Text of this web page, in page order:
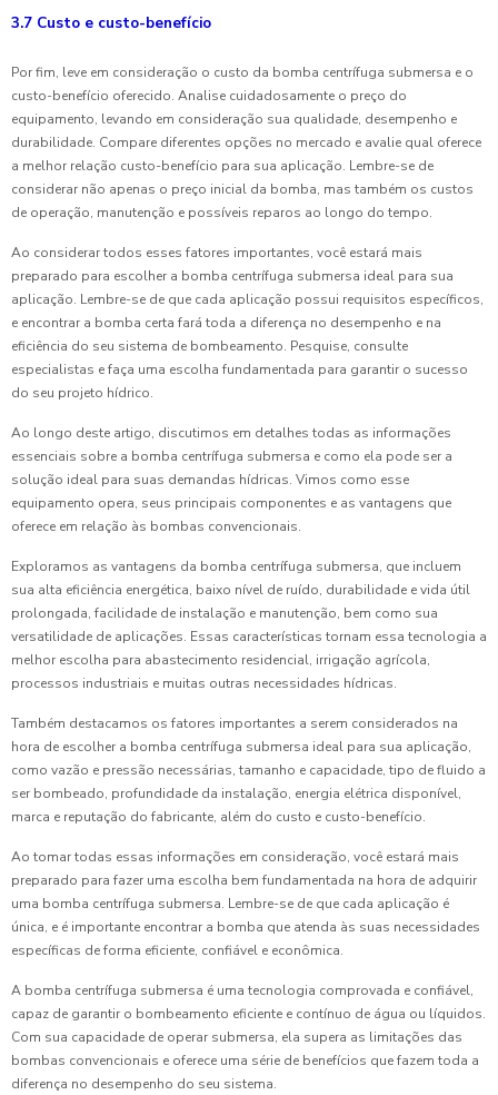
3.7 Custo e custo-benefício
Por fim, leve em consideração o custo da bomba centrífuga submersa e o
custo-benefício oferecido. Analise cuidadosamente o preço do
equipamento, levando em consideração sua qualidade, desempenho e
durabilidade. Compare diferentes opções no mercado e avalie qual oferece
a melhor relação custo-benefício para sua aplicação. Lembre-se de
considerar não apenas o preço inicial da bomba, mas também os custos
de operação, manutenção e possíveis reparos ao longo do tempo.
Ao considerar todos esses fatores importantes, você estará mais
preparado para escolher a bomba centrífuga submersa ideal para sua
aplicação. Lembre-se de que cada aplicação possui requisitos específicos,
e encontrar a bomba certa fará toda a diferença no desempenho e na
eficiência do seu sistema de bombeamento. Pesquise, consulte
especialistas e faça uma escolha fundamentada para garantir o sucesso
do seu projeto hídrico.
Ao longo deste artigo, discutimos em detalhes todas as informações
essenciais sobre a bomba centrífuga submersa e como ela pode ser a
solução ideal para suas demandas hídricas. Vimos como esse
equipamento opera, seus principais componentes e as vantagens que
oferece em relação às bombas convencionais.
Exploramos as vantagens da bomba centrífuga submersa, que incluem
sua alta eficiência energética, baixo nível de ruído, durabilidade e vida útil
prolongada, facilidade de instalação e manutenção, bem como sua
versatilidade de aplicações. Essas características tornam essa tecnologia a
melhor escolha para abastecimento residencial, irrigação agrícola,
processos industriais e muitas outras necessidades hídricas.
Também destacamos os fatores importantes a serem considerados na
hora de escolher a bomba centrífuga submersa ideal para sua aplicação,
como vazão e pressão necessárias, tamanho e capacidade, tipo de fluido a
ser bombeado, profundidade da instalação, energia elétrica disponível,
marca e reputação do fabricante, além do custo e custo-benefício.
Ao tomar todas essas informações em consideração, você estará mais
preparado para fazer uma escolha bem fundamentada na hora de adquirir
uma bomba centrífuga submersa. Lembre-se de que cada aplicação é
única, e é importante encontrar a bomba que atenda às suas necessidades
específicas de forma eficiente, confiável e econômica.
A bomba centrífuga submersa é uma tecnologia comprovada e confiável,
capaz de garantir o bombeamento eficiente e contínuo de água ou líquidos.
Com sua capacidade de operar submersa, ela supera as limitações das
bombas convencionais e oferece uma série de benefícios que fazem toda a
diferença no desempenho do seu sistema.